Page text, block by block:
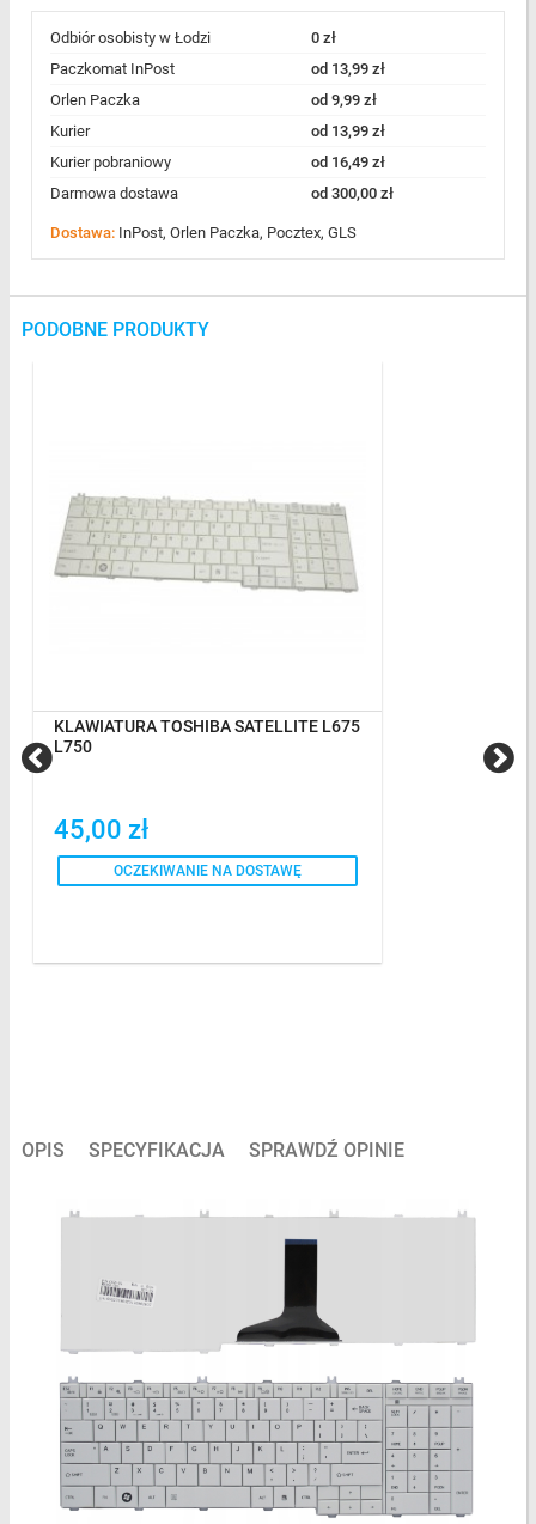
Odbiór osobisty w Łodzi
0 zł
Paczkomat InPost
od 13,99 zł
Orlen Paczka
od 9,99 zł
Kurier
od 13,99 zł
Kurier pobraniowy
od 16,49 zł
Darmowa dostawa
od 300,00 zł
Dostawa: InPost, Orlen Paczka, Pocztex, GLS
PODOBNE PRODUKTY
KLAWIATURA TOSHIBA SATELLITE L675
L750
45,00 zł
OCZEKIWANIE NA DOSTAWĘ
OPIS SPECYFIKACJA SPRAWDŹ OPINIE